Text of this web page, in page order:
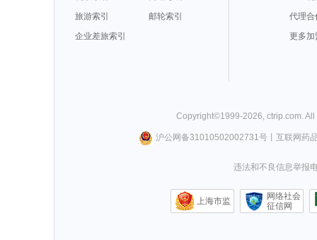
旅游索引
邮轮索引
企业差旅索引
代理合
更多加
Copyright©1999-2026 ctrip.com .
沪公网备31010502002731号丨 互联网药
违法和不良信息举报
上海市监
网络社会
征信网